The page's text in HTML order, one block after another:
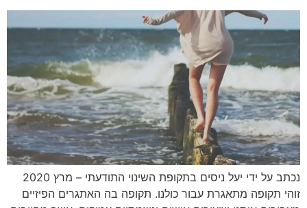
נכתב על ידי יעל ניסים בתקופת השינוי התודעתי – מרץ 2020
זוהי תקופה מתאגרת עבור כולנו. תקופה בה האתגרים הפיזיים